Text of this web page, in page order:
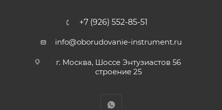
+7 (926) 552-85-51
info@oborudovanie-instrument.ru
г. Москва, Шоссе Энтузиастов 56
строение 25